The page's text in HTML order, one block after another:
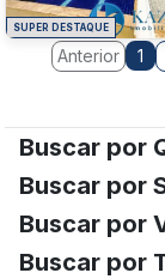
SUPER DESTAQUE
Anterior 1
Buscar por
Buscar por
Buscar por
Buscar por